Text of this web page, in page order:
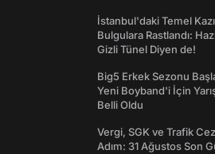
İstanbul'daki Temel
Bulgulara Rastlandı:
Gizli Tünel Diyen de!
Big5 Erkek Sezonu
Yeni Boyband'i İçin
Belli Oldu
Vergi, SGK ve Trafik
Adım: 31 Ağustos Son